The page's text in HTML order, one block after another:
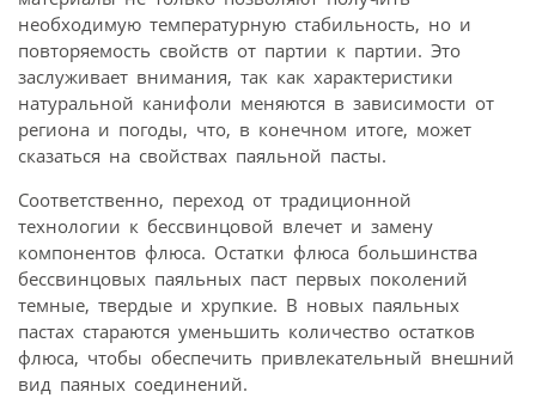
необходимую температурную стабильность, но и
повторяемость свойств от партии к партии. Это
заслуживает внимания, так как характеристики
натуральной канифоли меняются в зависимости от
региона и погоды, что, в конечном итоге, может
сказаться на свойствах паяльной пасты.
Соответственно, переход от традиционной
технологии к бессвинцовой влечет и замену
компонентов флюса. Остатки флюса большинства
бессвинцовых паяльных паст первых поколений
темные, твердые и хрупкие. В новых паяльных
пастах стараются уменьшить количество остатков
флюса, чтобы обеспечить привлекательный внешний
вид паяных соединений.